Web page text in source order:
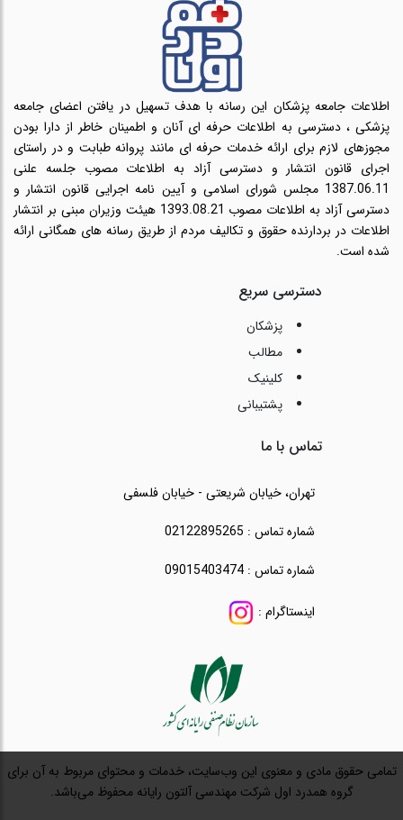
اطلاعات جامعه پزشکان این رسانه با هدف تسهیل در یافتن اعضای جامعه
پزشکی ، دسترسی به اطلاعات حرفه ای آنان و اطمینان خاطر از دارا بودن
مجوزهای لازم برای ارائه خدمات حرفه ای مانند پروانه طبابت و در راستای
اجرای قانون انتشار و دسترسی آزاد به اطلاعات مصوب جلسه علنی
1387.06.11 مجلس شورای اسلامی و آیین نامه اجرایی قانون انتشار و
دسترسی آزاد به اطلاعات مصوب 1393.08.21 هیئت وزیران مبنی بر انتشار
اطلاعات در بردارنده حقوق و تکالیف مردم از طریق رسانه های همگانی ارائه
شده است.
دسترسی سریع
پزشکان
مطالب
کلینیک
پشتیبانی
تماس با ما
تهران، خیابان شریعتی - خیابان فلسفی
شماره تماس : 02122895265
شماره تماس : 09015403474
اینستاگرام :
تمامی حقوق مادی و معنوی این وب‌سایت، خدمات و محتوای مربوط به آن برای
گروه همدرد اول شرکت مهندسی آلتون رایانه محفوظ می‌باشد.